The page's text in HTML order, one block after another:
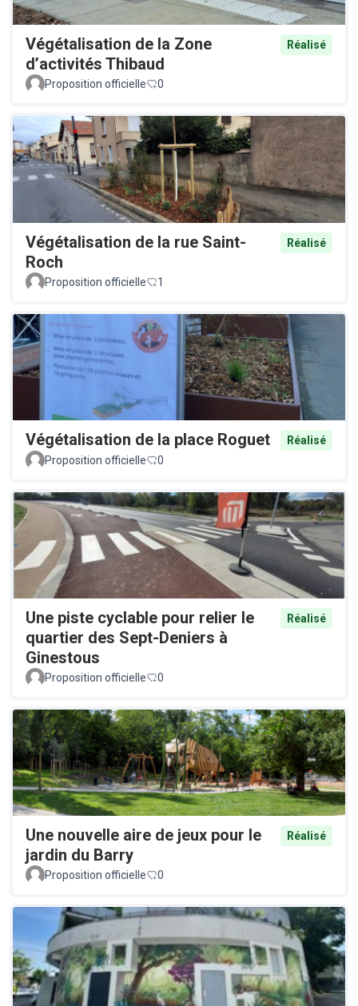
Végétalisation de la Zone
d’activités Thibaud
Réalisé
Proposition officielle 0
Végétalisation de la rue Saint-
Roch
Réalisé
Proposition officielle 1
Végétalisation de la place Roguet
Réalisé
Proposition officielle
0
Une piste cyclable pour relier le
quartier des Sept-Deniers à
Ginestous
Réalisé
Proposition officielle 0
Une nouvelle aire de jeux pour le
jardin du Barry
Réalisé
Proposition officielle 0